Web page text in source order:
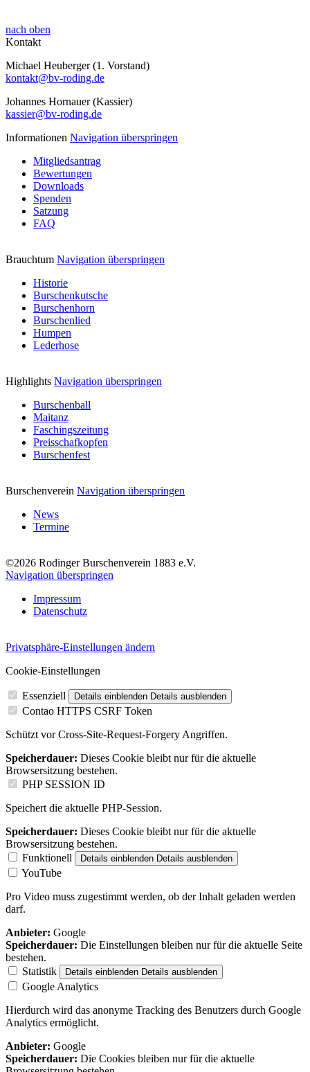
nach oben
Kontakt
Michael Heuberger (1. Vorstand)
kontakt@bv-roding.de
Johannes Hornauer (Kassier)
kassier@bv-roding.de
Informationen Navigation überspringen
Mitgliedsantrag
Bewertungen
Downloads
Spenden
Satzung
FAQ
Brauchtum Navigation überspringen
Historie
Burschenkutsche
Burschenhorn
Burschenlied
Humpen
Lederhose
Highlights Navigation überspringen
Burschenball
Maitanz
Faschingszeitung
Preisschafkopfen
Burschenfest
Burschenverein Navigation überspringen
News
Termine
©2026 Rodinger Burschenverein 1883 e.V.
Navigation überspringen
Impressum
Datenschutz
Privatsphäre-Einstellungen ändern
Cookie-Einstellungen
Essenziell Details einblenden Details ausblenden
Contao HTTPS CSRF Token
Schützt vor Cross-Site-Request-Forgery Angriffen.
Speicherdauer: Dieses Cookie bleibt nur für die aktuelle
Browsersitzung bestehen.
PHP SESSION ID
Speichert die aktuelle PHP-Session.
Speicherdauer: Dieses Cookie bleibt nur für die aktuelle
Browsersitzung bestehen.
Funktionell
Details einblenden Details ausblenden
YouTube
Pro Video muss zugestimmt werden, ob der Inhalt geladen werden
darf.
Anbieter: Google
Speicherdauer: Die Einstellungen bleiben nur für die aktuelle Seite
bestehen.
Statistik
Details einblenden Details ausblenden
Google Analytics
Hierdurch wird das anonyme Tracking des Benutzers durch Google
Analytics ermöglicht.
Anbieter: Google
Speicherdauer: Die Cookies bleiben nur für die aktuelle